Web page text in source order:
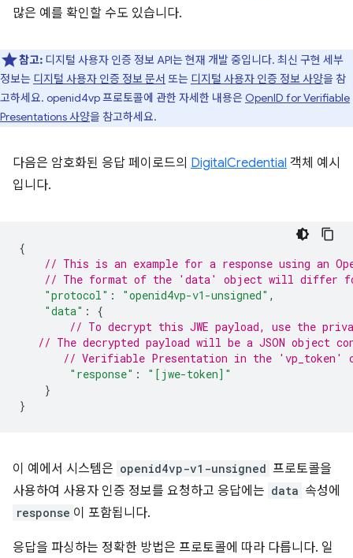
많은 예를 확인할 수도 있습니다.
참고: 디지털 사용자 인증 정보 API는 현재 개발 중입니다. 최신 구현 세부
정보는 디지털 사용자 인증 정보 문서 또는 디지털 사용자 인증 정보 사양을 참
고하세요. openid4vp 프로토콜에 관한 자세한 내용은 OpenID for Verifiable
Presentations 사양을 참고하세요.
다음은 암호화된 응답 페이로드의 DigitalCredential 객체 예시
입니다.
{
// This is an example for a response using an
// The format of the 'data' object will differ
"protocol" : "openid4vp-v1-unsigned" ,
"data" :
{
// To decrypt this JWE payload, use the
// The decrypted payload will be a JSON object
// Verifiable Presentation in the 'vp_token'
"response" :
"[jwe-token]"
}
}
이 예에서 시스템은 openid4vp-v1-unsigned 프로토콜을
사용하여 사용자 인증 정보를 요청하고 응답에는 data 속성에
response 이 포함됩니다.
응답을 파싱하는 정확한 방법은 프로토콜에 따라 다릅니다. 일